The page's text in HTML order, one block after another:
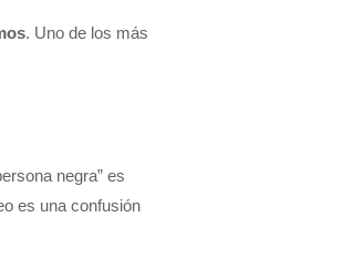
. Uno de los más
negra” es
es una confusión